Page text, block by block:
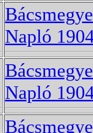
Napló
Napló